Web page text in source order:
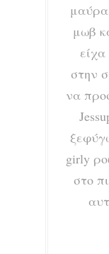
μωβ
στην
να
girly
στο